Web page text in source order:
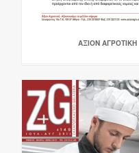
ΑΞΙΟΝ ΑΓΡΟΤΙΚΗ